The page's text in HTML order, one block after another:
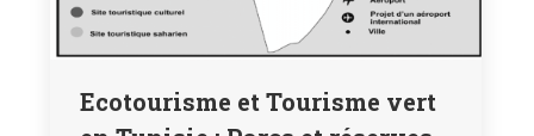
Ecotourisme et Tourisme vert